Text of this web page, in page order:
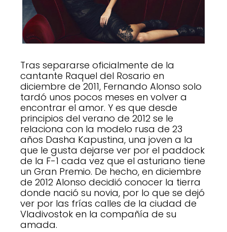
Tras separarse oficialmente de la
cantante Raquel del Rosario en
diciembre de 2011, Fernando Alonso solo
tardó unos pocos meses en volver a
encontrar el amor. Y es que desde
principios del verano de 2012 se le
relaciona con la modelo rusa de 23
años Dasha Kapustina, una joven a la
que le gusta dejarse ver por el paddock
de la F-1 cada vez que el asturiano tiene
un Gran Premio. De hecho, en diciembre
de 2012 Alonso decidió conocer la tierra
donde nació su novia, por lo que se dejó
ver por las frías calles de la ciudad de
Vladivostok en la compañía de su
amada.